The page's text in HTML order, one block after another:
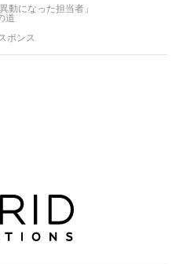
動になった担当者」
道
ポンス